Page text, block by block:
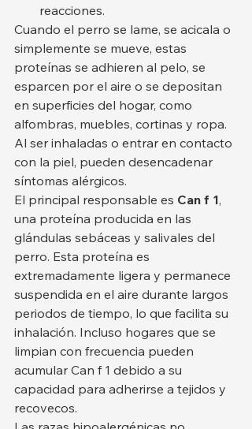
reacciones.
Cuando el perro se lame, se acicala o
simplemente se mueve, estas
proteínas se adhieren al pelo, se
esparcen por el aire o se depositan
en superficies del hogar, como
alfombras, muebles, cortinas y ropa.
Al ser inhaladas o entrar en contacto
con la piel, pueden desencadenar
síntomas alérgicos.
El principal responsable es Can f 1,
una proteína producida en las
glándulas sebáceas y salivales del
perro. Esta proteína es
extremadamente ligera y permanece
suspendida en el aire durante largos
periodos de tiempo, lo que facilita su
inhalación. Incluso hogares que se
limpian con frecuencia pueden
acumular Can f 1 debido a su
capacidad para adherirse a tejidos y
recovecos.